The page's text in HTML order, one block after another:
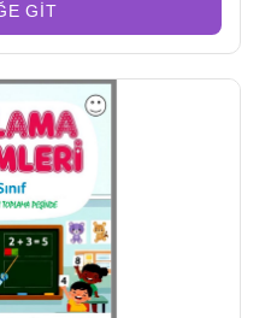
GIT